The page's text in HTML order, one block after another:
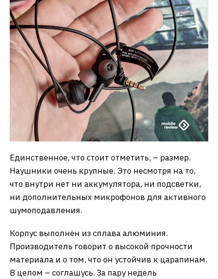
Единственное, что стоит отметить, – размер.
Наушники очень крупные. Это несмотря на то,
что внутри нет ни аккумулятора, ни подсветки,
ни дополнительных микрофонов для активного
шумоподавления.
Корпус выполнен из сплава алюминия.
Производитель говорит о высокой прочности
материала и о том, что он устойчив к царапинам.
В целом – соглашусь. За пару недель